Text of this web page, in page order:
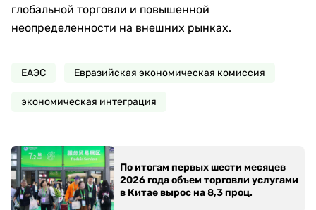
глобальной торговли и повышенной
неопределенности на внешних рынках.
ЕАЭС Евразийская экономическая комиссия
экономическая интеграция
По итогам первых шести месяцев
2026 года объем торговли услугами
в Китае вырос на 8,3 проц.